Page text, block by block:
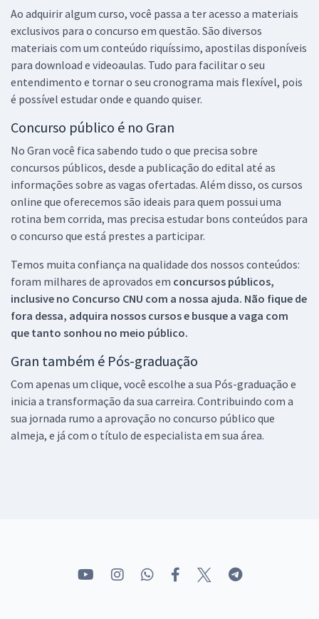
Ao adquirir algum curso, você passa a ter acesso a materiais
exclusivos para o concurso em questão. São diversos
materiais com um conteúdo riquíssimo, apostilas disponíveis
para download e videoaulas. Tudo para facilitar o seu
entendimento e tornar o seu cronograma mais flexível, pois
é possível estudar onde e quando quiser.
Concurso público é no Gran
No Gran você fica sabendo tudo o que precisa sobre
concursos públicos, desde a publicação do edital até as
informações sobre as vagas ofertadas. Além disso, os cursos
online que oferecemos são ideais para quem possui uma
rotina bem corrida, mas precisa estudar bons conteúdos para
o concurso que está prestes a participar.
Temos muita confiança na qualidade dos nossos conteúdos:
foram milhares de aprovados em concursos públicos,
inclusive no Concurso CNU com a nossa ajuda. Não fique de
fora dessa, adquira nossos cursos e busque a vaga com
que tanto sonhou no meio público.
Gran também é Pós-graduação
Com apenas um clique, você escolhe a sua Pós-graduação e
inicia a transformação da sua carreira. Contribuindo com a
sua jornada rumo a aprovação no concurso público que
almeja, e já com o título de especialista em sua área.